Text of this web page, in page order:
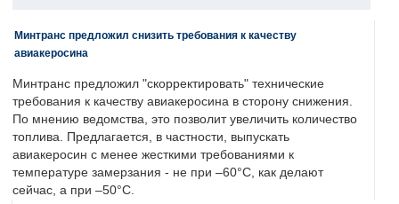
Минтранс предложил снизить требования к качеству
авиакеросина
Минтранс предложил "скорректировать" технические
требования к качеству авиакеросина в сторону снижения.
По мнению ведомства, это позволит увеличить количество
топлива. Предлагается, в частности, выпускать
авиакеросин с менее жесткими требованиями к
температуре замерзания - не при –60°C, как делают
сейчас, а при –50°C.